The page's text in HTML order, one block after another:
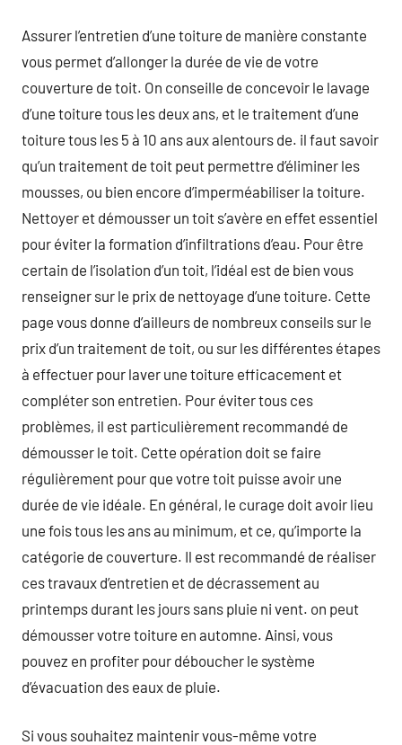
Assurer l’entretien d’une toiture de manière constante
vous permet d’allonger la durée de vie de votre
couverture de toit. On conseille de concevoir le lavage
d’une toiture tous les deux ans, et le traitement d’une
toiture tous les 5 à 10 ans aux alentours de. il faut savoir
qu’un traitement de toit peut permettre d’éliminer les
mousses, ou bien encore d’imperméabiliser la toiture.
Nettoyer et démousser un toit s’avère en effet essentiel
pour éviter la formation d’infiltrations d’eau. Pour être
certain de l’isolation d’un toit, l’idéal est de bien vous
renseigner sur le prix de nettoyage d’une toiture. Cette
page vous donne d’ailleurs de nombreux conseils sur le
prix d’un traitement de toit, ou sur les différentes étapes
à effectuer pour laver une toiture efficacement et
compléter son entretien. Pour éviter tous ces
problèmes, il est particulièrement recommandé de
démousser le toit. Cette opération doit se faire
régulièrement pour que votre toit puisse avoir une
durée de vie idéale. En général, le curage doit avoir lieu
une fois tous les ans au minimum, et ce, qu’importe la
catégorie de couverture. Il est recommandé de réaliser
ces travaux d’entretien et de décrassement au
printemps durant les jours sans pluie ni vent. on peut
démousser votre toiture en automne. Ainsi, vous
pouvez en profiter pour déboucher le système
d’évacuation des eaux de pluie.
Si vous souhaitez maintenir vous-même votre